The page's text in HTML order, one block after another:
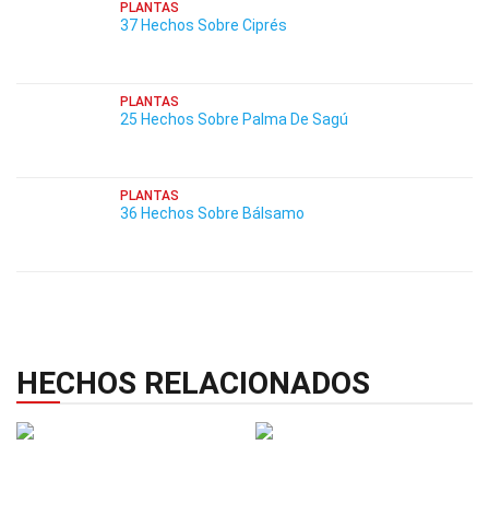
PLANTAS
37 Hechos Sobre Ciprés
PLANTAS
25 Hechos Sobre Palma De Sagú
PLANTAS
36 Hechos Sobre Bálsamo
HECHOS RELACIONADOS